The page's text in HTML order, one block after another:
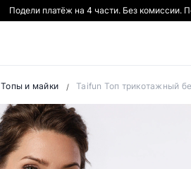
Подели платёж на 4 части. Без комиссии.
Топы и майки Taifun Топ трикотажный